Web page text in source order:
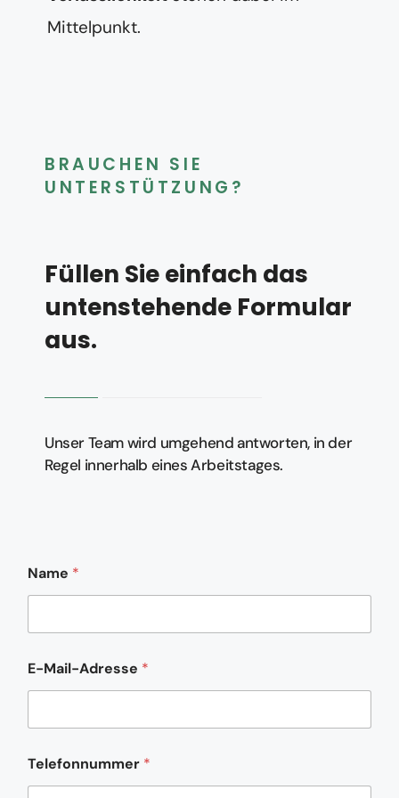
Mittelpunkt.
BRAUCHEN SIE
UNTERSTÜTZUNG?
Füllen Sie einfach das
untenstehende Formular
aus.
Unser Team wird umgehend antworten, in der
Regel innerhalb eines Arbeitstages.
Name *
E-Mail-Adresse *
Telefonnummer *